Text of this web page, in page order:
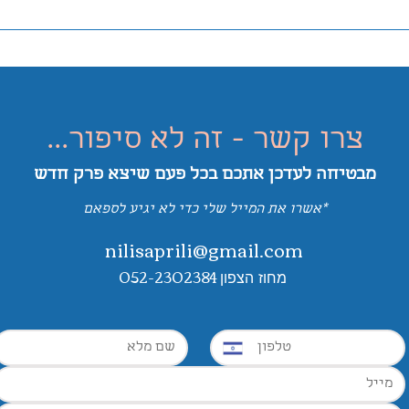
צרו קשר - זה לא סיפור...
מבטיחה לעדכן אתכם בכל פעם שיצא פרק חדש
*אשרו את המייל שלי כדי לא יגיע לספאם
nilisaprili@gmail.com
מחוז הצפון